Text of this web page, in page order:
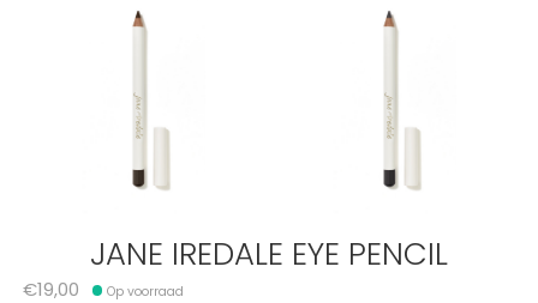
JANE IREDALE EYE PENCIL
€19,00 Op voorraad